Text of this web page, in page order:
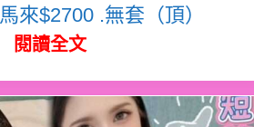
馬來$2700 .無套（頂）
閱讀全文